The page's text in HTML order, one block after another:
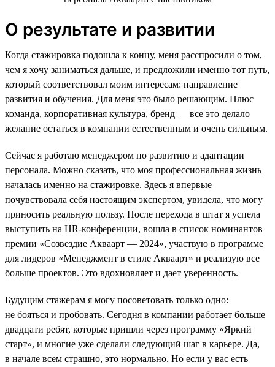
О результате и развитии
Когда стажировка подошла к концу, меня расспросили о том,
чем я хочу заниматься дальше, и предложили именно тот путь,
который соответствовал моим интересам: направление
развития и обучения. Для меня это было решающим. Плюс
команда, корпоративная культура, бренд — все это делало
желание остаться в компании естественным и очень сильным.
Сейчас я работаю менеджером по развитию и адаптации
персонала. Можно сказать, что моя профессиональная жизнь
началась именно на стажировке. Здесь я впервые
почувствовала себя настоящим экспертом, увидела, что могу
приносить реальную пользу. После перехода в штат я успела
выступить на HR-конференции, вошла в список номинантов
премии «Созвездие Акваарт — 2024», участвую в программе
для лидеров «Менеджмент в стиле Акваарт» и реализую все
больше проектов. Это вдохновляет и дает уверенность.
Будущим стажерам я могу посоветовать только одно:
не бояться и пробовать. Сегодня в компании работает больше
двадцати ребят, которые пришли через программу «Яркий
старт», и многие уже сделали следующий шаг в карьере. Да,
в начале всем страшно, это нормально. Но если у вас есть